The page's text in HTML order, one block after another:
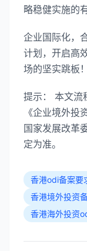
略稳健实施的
企业国际化，
计划，开启高
场的坚实跳板！
提示： 本文流
《企业境外投
国家发展改革
定为准。
香港odi备案要
香港境外投资
香港海外投资